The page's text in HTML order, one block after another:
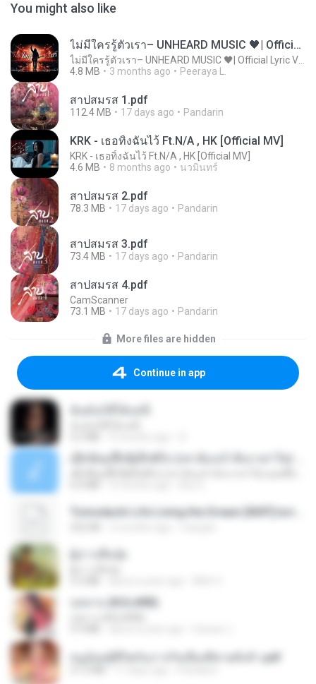
You might also like
ไม่มีใครรู้ตัวเรา– UNHEARD MUSIC 🖤| Official Lyric Video | เพลงสู้ชีวิต
4.8 MB
3 months ago Peeraya L.
สาปสมรส 1.pdf
112.4 MB 17 days ago Pandarin
KRK - เธอทิ้งฉันไว้ Ft.N/A , HK [Official MV]
KRK - เธอทิ้งฉันไว้ Ft.N/A , HK [Official MV]
4.6 MB
8 months ago นวมินทร์
สาปสมรส 2.pdf
78.3 MB 17 days ago Pandarin
สาปสมรส 3.pdf
73.4 MB 17 days ago Pandarin
สาปสมรส 4.pdf
CamScanner
73.1 MB
17 days ago Pandarin
More files are hidden
Continue in app
กุหลาบ (KULARB)
หนูน้อยสู้ชีวิตกับภารกิจเลี้ยงพี่ชายทั้งห้า.pdf